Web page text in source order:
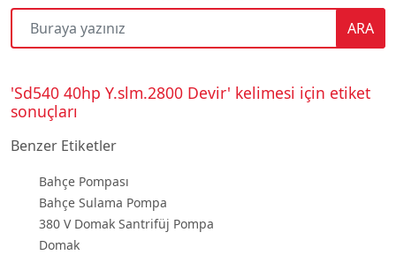
ARA
'Sd540 40hp Y.slm.2800 Devir' kelimesi için etiket
sonuçları
Benzer Etiketler
Bahçe Pompası
Bahçe Sulama Pompa
380 V Domak Santrifüj Pompa
Domak